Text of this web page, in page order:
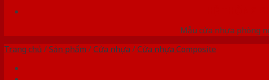
Mẫu cửa nhựa phòng
Trang chủ /Sản phẩm /Cửa nhựa /Cửa nhựa Composite